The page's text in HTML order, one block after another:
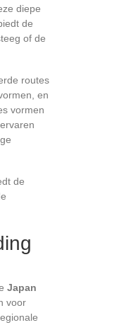
diepe
de
of de
routes
en
vormen
de
Japan
voor